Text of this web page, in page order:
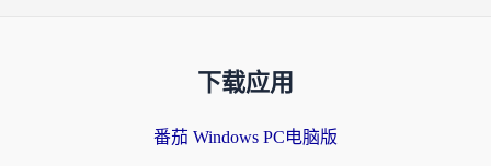
下载应用
番茄 Windows PC电脑版